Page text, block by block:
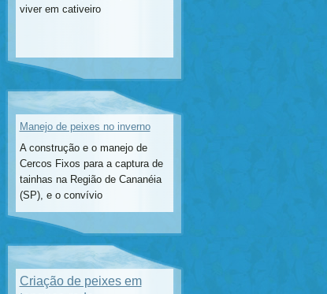
viver em cativeiro
Manejo de peixes no inverno
A construção e o manejo de
Cercos Fixos para a captura de
tainhas na Região de Cananéia
(SP), e o convívio
Criação de peixes em